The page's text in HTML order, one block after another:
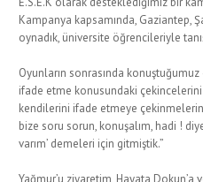
Kampanya kapsamında, Gaziantep,
oynadık, üniversite öğrencileriyle
Oyunların sonrasında
ifade etme konusundaki çekincelerini
kendilerini ifade etmeye
bize soru sorun, konuşalım, hadi !
varım’ demeleri için gitmiştik.”
Yağmur’u ziyaretim, Hayata